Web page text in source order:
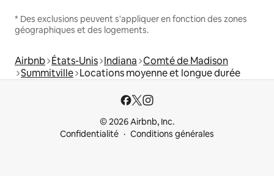
* Des exclusions peuvent s'appliquer en fonction des zones
géographiques et des logements.
Airbnb États-Unis Indiana Comté de Madison
Summitville Locations moyenne et longue durée
© 2026 Airbnb, Inc.
Confidentialité
Conditions générales